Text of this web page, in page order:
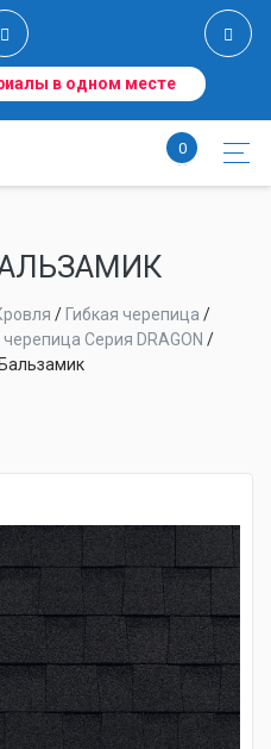
в одном месте
0
/ Гибкая черепица /
Серия DRAGON /